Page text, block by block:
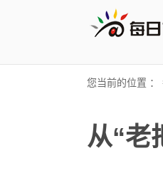
您当前的位置 ：
从“老